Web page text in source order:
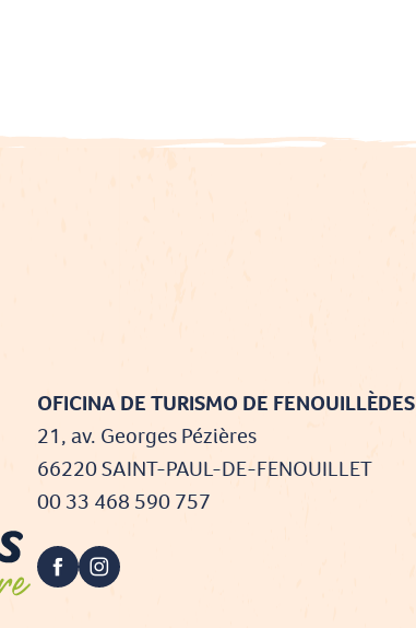
OFICINA DE TURISMO DE FENOUILLÈDES
21, av. Georges Pézières
66220 SAINT-PAUL-DE-FENOUILLET
00 33 468 590 757